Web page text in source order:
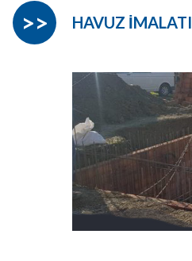
HAVUZ İMALATI
>>